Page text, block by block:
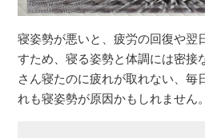
寝姿勢が悪いと、疲労の回復や翌
すため、寝る姿勢と体調には密接
さん寝たのに疲れが取れない、
れも寝姿勢が原因かもしれません。